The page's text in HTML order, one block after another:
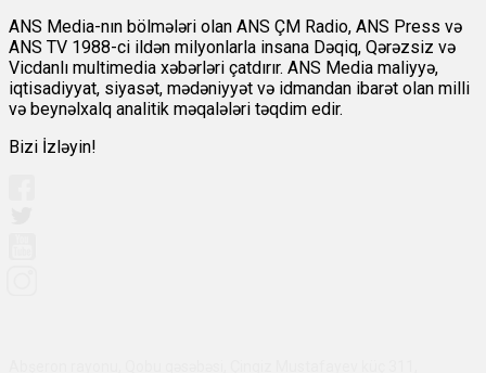
ANS Media-nın bölmələri olan ANS ÇM Radio, ANS Press və
ANS TV 1988-ci ildən milyonlarla insana Dəqiq, Qərəzsiz və
Vicdanlı multimedia xəbərləri çatdırır. ANS Media maliyyə,
iqtisadiyyat, siyasət, mədəniyyət və idmandan ibarət olan milli
və beynəlxalq analitik məqalələri təqdim edir.
Bizi İzləyin!